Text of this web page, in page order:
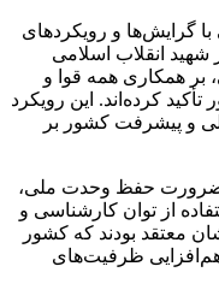
گرایش‌ها و رویکردهای
انقلاب اسلامی
بر همکاری همه قوا و
کرده‌اند. این رویکرد
و پیشرفت کشور بر
ضرورت حفظ وحدت ملی،
از توان کارشناسی و
معتقد بودند که کشور
هم‌افزایی ظرفیت‌های